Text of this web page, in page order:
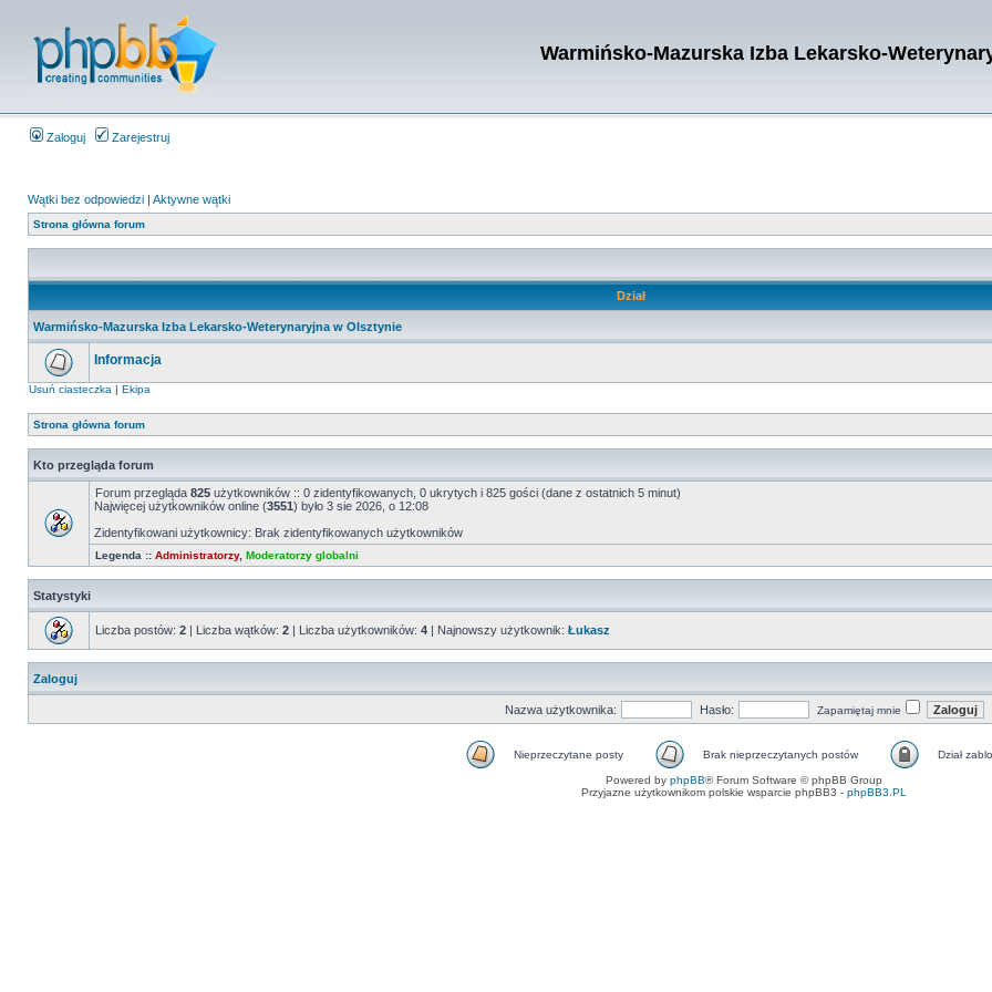
Warmińsko-Mazurska Izba Lekarsko-
Zaloguj Zarejestruj
Wątki bez odpowiedzi | Aktywne wątki
Strona główna forum
Dział
Warmińsko-Mazurska Izba Lekarsko-Weterynaryjna w Olsztynie
Informacja
Usuń ciasteczka | Ekipa
Strona główna forum
Kto przegląda forum
Forum przegląda 825 użytkowników :: 0 zidentyfikowanych, 0 ukrytych i 825 gości (dane z ostatnich 5 minut)
Najwięcej użytkowników online (3551) było 3 sie 2026, o 12:08
Zidentyfikowani użytkownicy: Brak zidentyfikowanych użytkowników
Legenda :: Administratorzy, Moderatorzy globalni
Statystyki
Liczba postów: 2 | Liczba wątków: 2 | Liczba użytkowników: 4 | Najnowszy użytkownik: Łukasz
Zaloguj
Nazwa użytkownika: Hasło: Zapamiętaj mnie
Nieprzeczytane posty Brak nieprzeczytanych postów Dział
Powered by phpBB® Forum Software © phpBB Group
Przyjazne użytkownikom polskie wsparcie phpBB3 - phpBB3.PL